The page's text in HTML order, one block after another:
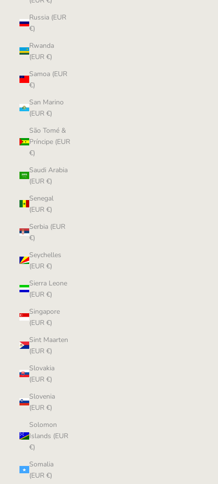
Russia (EUR
€)
Rwanda
(EUR €)
Samoa (EUR
€)
San Marino
(EUR €)
São Tomé &
Príncipe (EUR
€)
Saudi Arabia
(EUR €)
Senegal
(EUR €)
Serbia (EUR
€)
Seychelles
(EUR €)
Sierra Leone
(EUR €)
Singapore
(EUR €)
Sint Maarten
(EUR €)
Slovakia
(EUR €)
Slovenia
(EUR €)
Solomon
Islands (EUR
€)
Somalia
(EUR €)